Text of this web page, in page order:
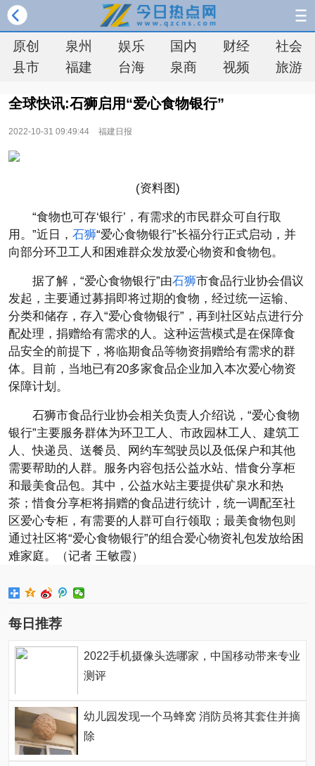
原创 泉州 娱乐 国内 财经
社会
县市
福建 台海 泉商 视频 旅游
全球快讯:石狮启用“爱心食物银行”
2022-10-31 09:49:44 福建日报
(资料图)
“食物也可存‘银行’，有需求的市民群众可自行取
用。”近日， 石狮“爱心食物银行”长福分行正式启动，并
向部分环卫工人和困难群众发放爱心物资和食物包。
据了解，“爱心食物银行”由石狮市食品行业协会倡议
发起，主要通过募捐即将过期的食物，经过统一运输、
分类和储存，存入“爱心食物银行”，再到社区站点进行分
配处理，捐赠给有需求的人。这种运营模式是在保障食
品安全的前提下，将临期食品等物资捐赠给有需求的群
体。目前，当地已有20多家食品企业加入本次爱心物资
保障计划。
石狮市食品行业协会相关负责人介绍说，“爱心食物
银行”主要服务群体为环卫工人、市政园林工人、建筑工
人、快递员、送餐员、网约车驾驶员以及低保户和其他
需要帮助的人群。服务内容包括公益水站、惜食分享柜
和最美食品包。其中，公益水站主要提供矿泉水和热
茶；惜食分享柜将捐赠的食品进行统计，统一调配至社
区爱心专柜，有需要的人群可自行领取；最美食物包则
通过社区将“爱心食物银行”的组合爱心物资礼包发放给困
难家庭。（记者 王敏霞）
每日推荐
2022手机摄像头选哪家，中国移动带来专业
测评
幼儿园发现一个马蜂窝 消防员将其套住并摘
除